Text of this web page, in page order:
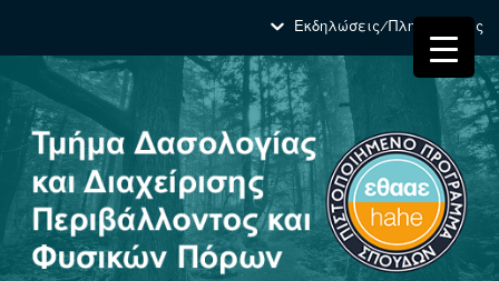
Εκδηλώσεις/Πληροφορίες